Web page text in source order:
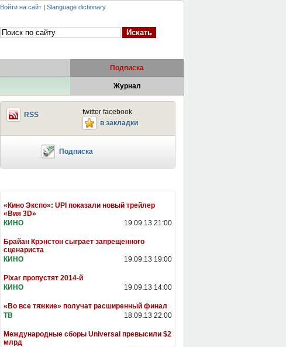
Войти на сайт | Slanguage dictionary
Подписка
Журнал
twitter facebook
RSS
в закладки
Подписка
«Кино Экспо»: UPI показали новый трейлер
«Вия 3D»
19.09.13 21:00
КИНО
Брайан Крэнстон сыграет запрещенного
сценариста
19.09.13 19:00
КИНО
Pixar пропустят 2014-й
19.09.13 14:00
КИНО
«Во все тяжкие» получат расширенный финал
18.09.13 22:00
ТВ
Международные сборы Universal превысили $2
млрд